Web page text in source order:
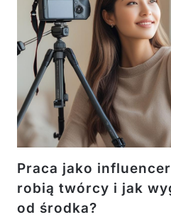
Praca jako
robią twórcy i jak
od środka?